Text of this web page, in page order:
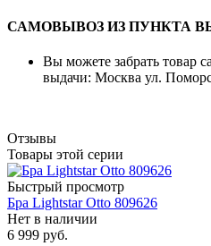
САМОВЫВОЗ ИЗ ПУНКТА
Вы можете забрать товар
выдачи: Москва ул.
Отзывы
Товары этой серии
Быстрый просмотр
Бра Lightstar Otto 809626
Нет в наличии
6 999 руб.